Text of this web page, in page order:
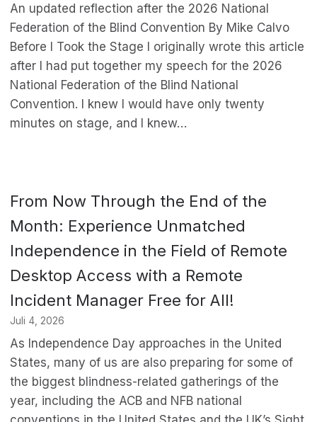
An updated reflection after the 2026 National
Federation of the Blind Convention By Mike Calvo
Before I Took the Stage I originally wrote this article
after I had put together my speech for the 2026
National Federation of the Blind National
Convention. I knew I would have only twenty
minutes on stage, and I knew…
From Now Through the End of the
Month: Experience Unmatched
Independence in the Field of Remote
Desktop Access with a Remote
Incident Manager Free for All!
Juli 4, 2026
As Independence Day approaches in the United
States, many of us are also preparing for some of
the biggest blindness-related gatherings of the
year, including the ACB and NFB national